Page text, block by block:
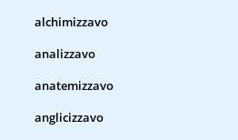
alchimizzavo
analizzavo
anatemizzavo
anglicizzavo